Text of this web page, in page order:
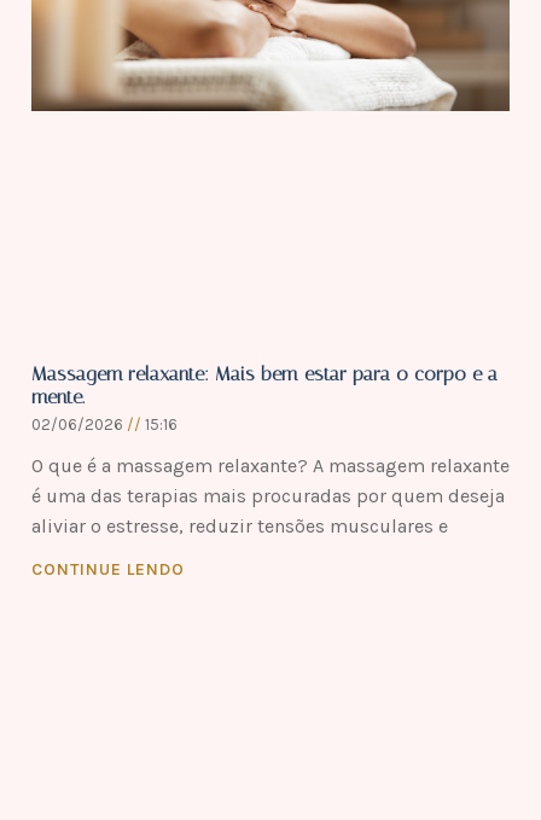
Massagem relaxante: Mais bem-estar para o corpo e a
mente.
02/06/2026 15:16
O que é a massagem relaxante? A massagem relaxante
é uma das terapias mais procuradas por quem deseja
aliviar o estresse, reduzir tensões musculares e
CONTINUE LENDO